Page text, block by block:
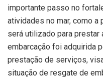
importante passo no
atividades no mar, como a
será utilizado para prestar
embarcação foi adquirida
prestação de serviços,
situação de resgate de